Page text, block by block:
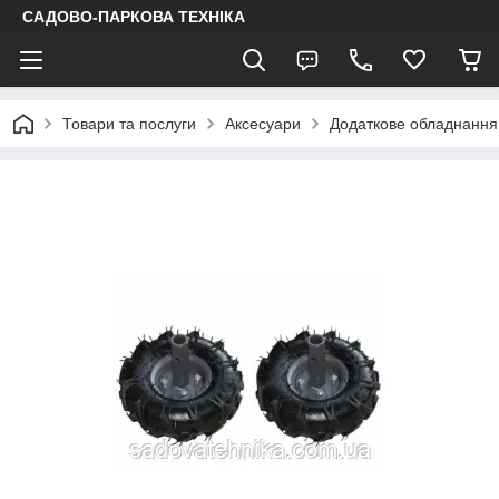
САДОВО-ПАРКОВА ТЕХНІКА
Товари та послуги Аксесуари Додаткове обладнання